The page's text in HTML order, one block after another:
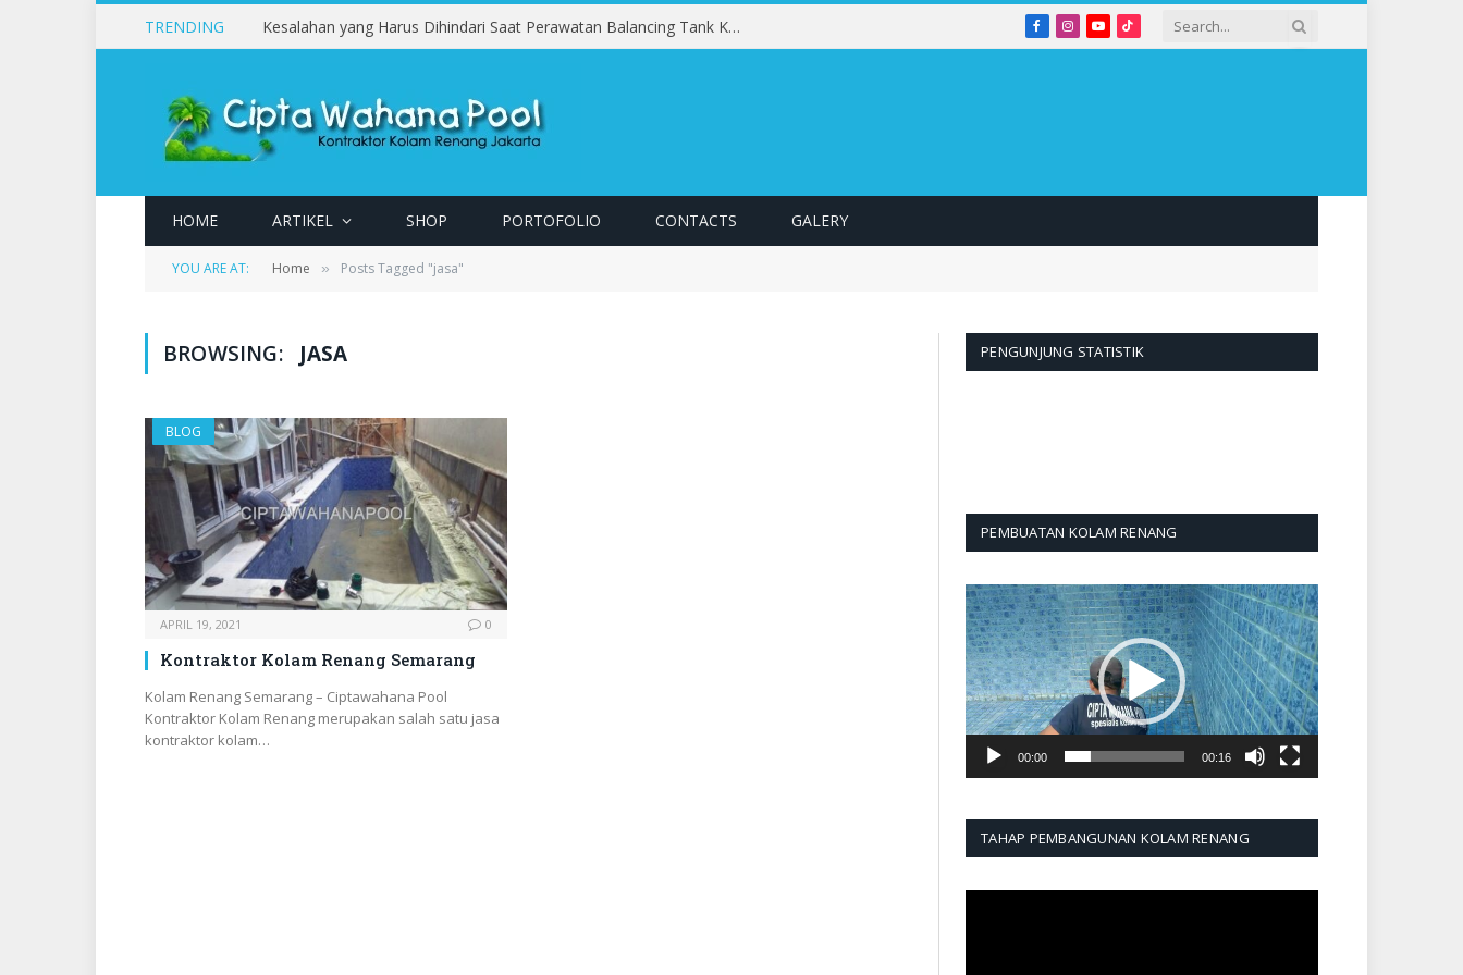
TRENDING Kesalahan yang Harus Dihindari Saat Perawatan Balancing Tank Kolam Renang Facebook
Instagram
YouTubeTikTok
HOME ARTIKEL SHOP PORTOFOLIO CONTACTS GALERY
YOU ARE AT: Home » Posts Tagged "jasa"
BROWSING: JASA
BLOG
APRIL 19, 2021 0
Kontraktor Kolam Renang Semarang
Kolam Renang Semarang – Ciptawahana Pool
Kontraktor Kolam Renang merupakan salah satu jasa
kontraktor kolam…
PENGUNJUNG STATISTIK
PEMBUATAN KOLAM RENANG
Pemutar
Video
00:00 00:16
TAHAP PEMBANGUNAN KOLAM RENANG